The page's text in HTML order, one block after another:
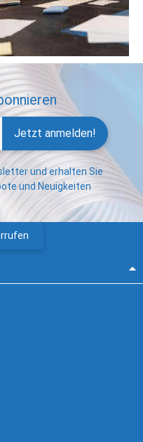
Jetzt anmelden!
und erhalten Sie
und Neuigkeiten